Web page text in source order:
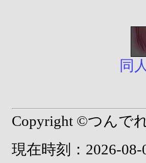
同
Copyright ©つんで
現在時刻：2026-08-